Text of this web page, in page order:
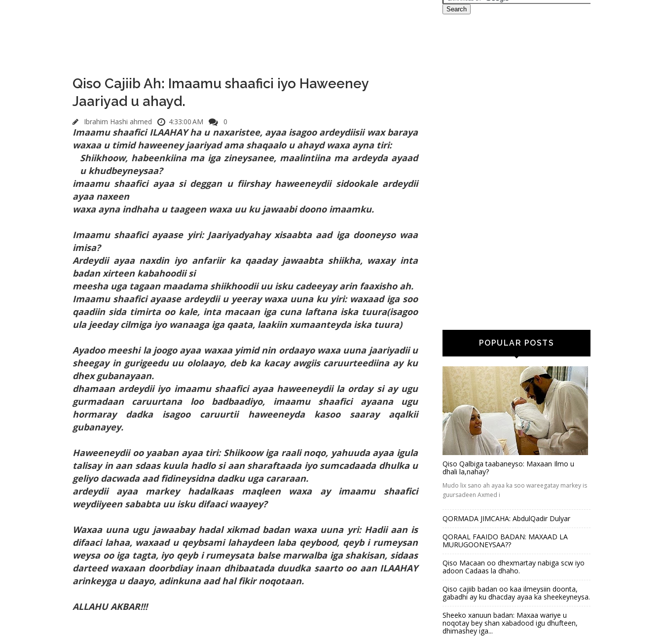
Qiso Cajiib Ah: Imaamu shaafici iyo Haweeney
Jaariyad u ahayd.
Ibrahim Hashi ahmed 4:33:00 AM 0
Imaamu shaafici ILAAHAY ha u naxaristee, ayaa isagoo ardeydiisii wax baraya
waxaa u timid haweeney jaariyad ama shaqaalo u ahayd waxa ayna tiri:
Shiikhoow, habeenkiina ma iga zineysanee, maalintiina ma ardeyda ayaad
u khudbeyneysaa?
imaamu shaafici ayaa si deggan u fiirshay haweeneydii sidookale ardeydii
ayaa naxeen
waxa ayna indhaha u taageen waxa uu ku jawaabi doono imaamku.
Imaamu shaafici ayaase yiri: Jaariyadyahay xisaabta aad iga dooneyso waa
imisa?
Ardeydii ayaa naxdin iyo anfariir ka qaaday jawaabta shiikha,waxay inta
badan xirteen kabahoodii si
meesha uga tagaan maadama shiikhoodii uu isku cadeeyay arin faaxisho ah.
Imaamu shaafici ayaase ardeydii u yeeray waxa uuna ku yiri: waxaad iga soo
qaadiin sida timirta oo kale, inta macaan iga cuna laftana iska tuura(isagoo
ula jeeday cilmiga iyo wanaaga iga qaata, laakiin xumaanteyda iska tuura)
Ayadoo meeshi la joogo ayaa waxaa yimid nin ordaayo waxa uuna jaariyadii u
sheegay in gurigeedu uu ololaayo, deb ka kacay awgiis caruurteediina ay ku
dhex gubanayaan.
dhamaan ardeydii iyo imaamu shaafici ayaa haweeneydii la orday si ay ugu
gurmadaan caruurtana loo badbaadiyo, imaamu shaafici ayaana ugu
hormaray dadka isagoo caruurtii haweeneyda kasoo saaray aqalkii
gubanayey.
Haweeneydii oo yaaban ayaa tiri: Shiikoow iga raali noqo, yahuuda ayaa igula
talisay in aan sdaas kuula hadlo si aan sharaftaada iyo sumcadaada dhulka u
geliyo dacwada aad fidineysidna dadku uga cararaan.
ardeydii ayaa markey hadalkaas maqleen waxa ay imaamu shaafici
weydiiyeen sababta uu isku difaaci waayey?
Waxaa uuna ugu jawaabay hadal xikmad badan waxa uuna yri: Hadii aan is
difaaci lahaa, waxaad u qeybsami lahaydeen laba qeybood, qeyb i rumeysan
weysa oo iga tagta, iyo qeyb i rumeysata balse marwalba iga shakisan, sidaas
darteed waxaan doorbdiay inaan dhibaatada duudka saarto oo aan ILAAHAY
arinkeyga u daayo, adinkuna aad hal fikir noqotaan.
ALLAHU AKBAR!!!
POPULAR POSTS
Qiso Qalbiga taabaneyso: Maxaan Ilmo u
dhali la,nahay?
Mudo lix sano ah ayaa ka soo wareegatay markey is
guursadeen Axmed i
QORMADA JIMCAHA: AbdulQadir Dulyar
QORAAL FAAIDO BADAN: MAXAAD LA
MURUGOONEYSAA??
Qiso Macaan oo dhexmartay nabiga scw iyo
adoon Cadaas la dhaho.
Qiso cajiib badan oo kaa ilmeysiin doonta,
gabadhi ay ku dhacday ayaa ka sheekeyneysa.
Sheeko xanuun badan: Maxaa wariye u
noqotay bey shan xabadood igu dhufteen,
dhimashey iga...